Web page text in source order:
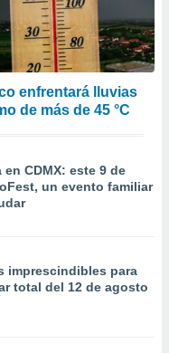
enfrentará lluvias
de más de 45 °C
CDMX: este 9 de
un evento familiar
imprescindibles para
total del 12 de agosto